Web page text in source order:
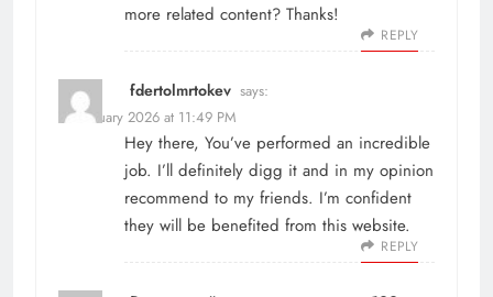
more related content? Thanks!
REPLY
fdertolmrtokev says:
9 February 2026 at 11:49 PM
Hey there, You’ve performed an incredible
job. I’ll definitely digg it and in my opinion
recommend to my friends. I’m confident
they will be benefited from this website.
REPLY